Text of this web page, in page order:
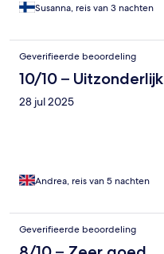
Susanna, reis van 3 nachten
Geverifieerde beoordeling
10/10 – Uitzonderlijk
28 jul 2025
Andrea, reis van 5 nachten
Geverifieerde beoordeling